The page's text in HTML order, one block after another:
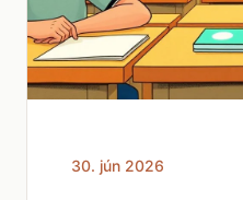
30. jún 2026